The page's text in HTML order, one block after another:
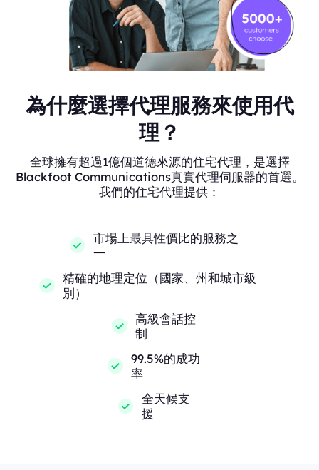
為什麼選擇代理服務來使用代
理？
全球擁有超過1億個道德來源的住宅代理，是選擇
Blackfoot Communications真實代理伺服器的首選。
我們的住宅代理提供：
市場上最具性價比的服務之
一
精確的地理定位（國家、州和城市級
別）
高級會話控
制
99.5%的成功
率
全天候支
援